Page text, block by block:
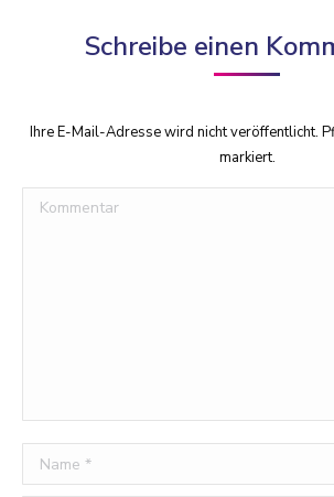
Schreibe einen
Ihre E-Mail-Adresse wird nicht veröffentlicht.
markiert.
Kommentar
Name *